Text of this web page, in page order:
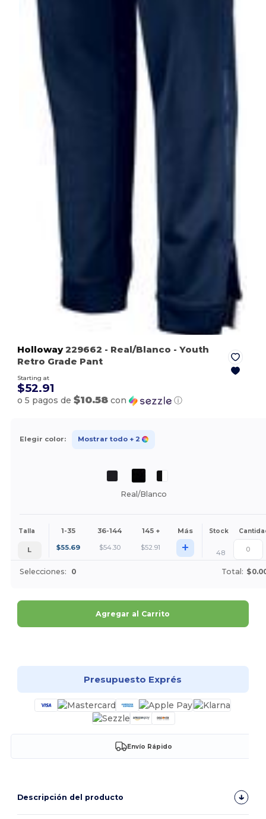
Holloway229662 - Real/Blanco - Youth
Retro Grade Pant
Starting at
$52.91
o 5 pagos de$10.58 con ⓘ
Elegir color: Mostrar todo + 2
Real/Blanco
Talla 1-35 36-144 145 + Más Stock
L $55.69 $54.30 $52.91 + 48
Selecciones: 0 Total:
Agregar al Carrito
Presupuesto Exprés
Envío Rápido
Descripción del producto